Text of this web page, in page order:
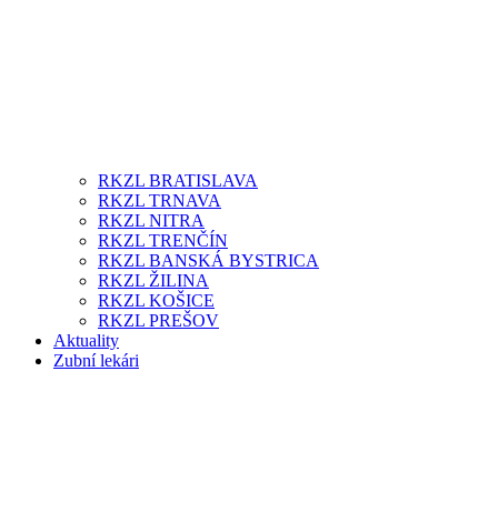
RKZL BRATISLAVA
RKZL TRNAVA
RKZL NITRA
RKZL TRENČÍN
RKZL BANSKÁ BYSTRICA
RKZL ŽILINA
RKZL KOŠICE
RKZL PREŠOV
Aktuality
Zubní lekári